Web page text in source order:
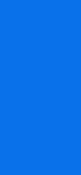
nướng và bày
lần sử dụng